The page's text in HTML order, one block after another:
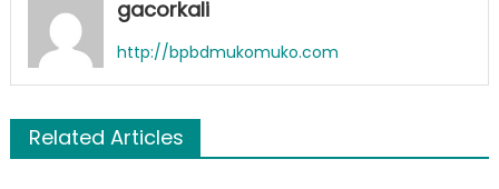
gacorkali
http://bpbdmukomuko.com
Related Articles